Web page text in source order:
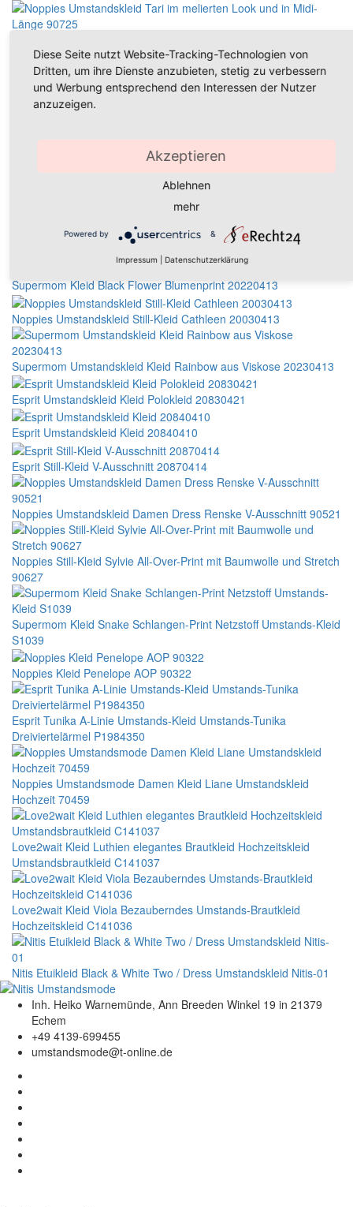
90725
Noppies Kleid Aukje 20010410
Noppies Umstandskleid Kleid Avery 20010414
Superom Kleid Blue Stripe mit Stretchanteil 20210414
Noppies Still-Kleid Umstandskleid Belle aus ECOVERO-Viskose
Supermom Kleid Black Flower Blumenprint 20220413
Noppies Umstandskleid Still-Kleid Cathleen 20030413
Supermom Umstandskleid Kleid Rainbow aus Viskose 20230413
Esprit Umstandskleid Kleid Polokleid 20830421
Esprit Umstandskleid Kleid 20840410
Esprit Still-Kleid V-Ausschnitt 20870414
Noppies Umstandskleid Damen Dress Renske V-Ausschnitt 90521
Noppies Still-Kleid Sylvie All-Over-Print mit Baumwolle und Stretch
90627
Supermom Kleid Snake Schlangen-Print Netzstoff Umstands-Kleid
S1039
Noppies Kleid Penelope AOP 90322
Esprit Tunika A-Linie Umstands-Kleid Umstands-Tunika
Dreiviertelärmel P1984350
Noppies Umstandsmode Damen Kleid Liane Umstandskleid
Hochzeit 70459
Love2wait Kleid Luthien elegantes Brautkleid Hochzeitskleid
Umstandsbrautkleid C141037
Love2wait Kleid Viola Bezauberndes Umstands-Brautkleid
Hochzeitskleid C141036
Nitis Etuikleid Black & White Two / Dress Umstandskleid Nitis-01
Inh. Heiko Warnemünde, Ann Breeden Winkel 19 in 21379
Echem
+49 4139-699455
umstandsmode@t-online.de
Diese Seite nutzt Website-Tracking-Technologien von
Dritten, um ihre Dienste anzubieten, stetig zu verbessern
und Werbung entsprechend den Interessen der Nutzer
anzuzeigen.
Akzeptieren
Ablehnen
mehr
Powered by &
Impressum Datenschutzerklärung